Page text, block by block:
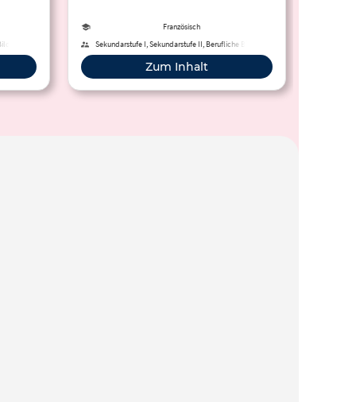
présidentielle.
Französisch
Sekundarstufe I, Sekundarstufe II, Berufliche Bildung
Zum Inhalt